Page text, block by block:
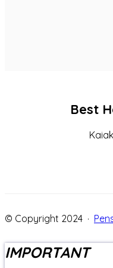
Best
© Copyright 2024 ·
IMPORTANT